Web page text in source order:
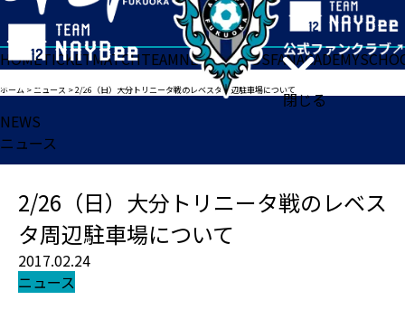
閉じる
HOMETICKETMATCHTEAMNEWSGOODSFANACADEMY
ホーム >ニュース >2/26（日）大分トリニータ戦のレベスタ周辺駐車場について
NEWS
ニュース
2/26（日）大分トリニータ戦のレベス
タ周辺駐車場について
2017.02.24
ニュース